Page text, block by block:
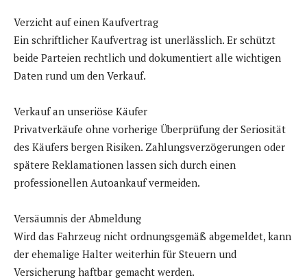
Verzicht auf einen Kaufvertrag
Ein schriftlicher Kaufvertrag ist unerlässlich. Er schützt
beide Parteien rechtlich und dokumentiert alle wichtigen
Daten rund um den Verkauf.
Verkauf an unseriöse Käufer
Privatverkäufe ohne vorherige Überprüfung der Seriosität
des Käufers bergen Risiken. Zahlungsverzögerungen oder
spätere Reklamationen lassen sich durch einen
professionellen Autoankauf vermeiden.
Versäumnis der Abmeldung
Wird das Fahrzeug nicht ordnungsgemäß abgemeldet, kann
der ehemalige Halter weiterhin für Steuern und
Versicherung haftbar gemacht werden.